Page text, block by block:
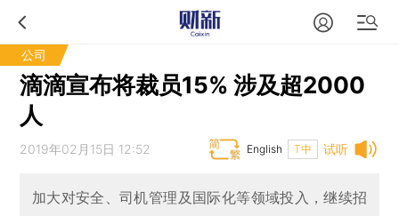
公司
滴滴宣布将裁员15% 涉及超2000
人
试听
2019年02月15日 12:52 T中
English
加大对安全、司机管理及国际化等领域投入，继续招